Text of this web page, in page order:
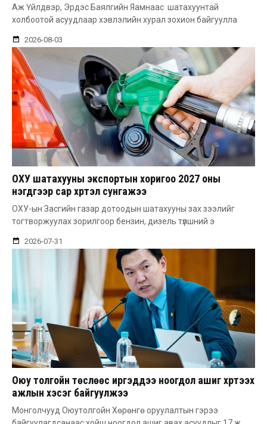
Аж Үйлдвэр, Эрдэс Баялгийн Яамнаас шатахуунтай
холбоотой асуудлаар хэвлэлийн хурал зохион байгуулла
2026-08-03
ОХУ шатахууны экспортын хоригоо 2027 оны
нэгдүгээр сар хүртэл сунгажээ
ОХУ-ын Засгийн газар дотоодын шатахууны зах зээлийг
тогтворжуулах зорилгоор бензин, дизель түлшний э
2026-07-31
Оюу толгойн төслөөс иргэддээ ноогдол ашиг хүртээх
ажлын хэсэг байгуулжээ
Монголчууд Оюутолгойн Хөрөнгө оруулалтын гэрээ